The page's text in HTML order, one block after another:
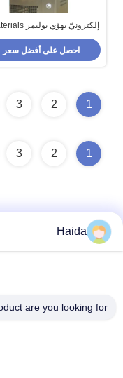
إختبار غرفة لصناعيّ
احصل على أفضل سعر
1
2
3
1
2
3
العنوان
Haida
are you looking for?